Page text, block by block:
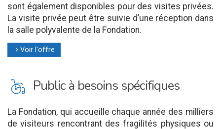
sont également disponibles pour des visites privées.
La visite privée peut être suivie d’une réception dans
la salle polyvalente de la Fondation.
l Voir l'offre
L Public à besoins spécifiques
La Fondation, qui accueille chaque année des milliers
de visiteurs rencontrant des fragilités physiques ou